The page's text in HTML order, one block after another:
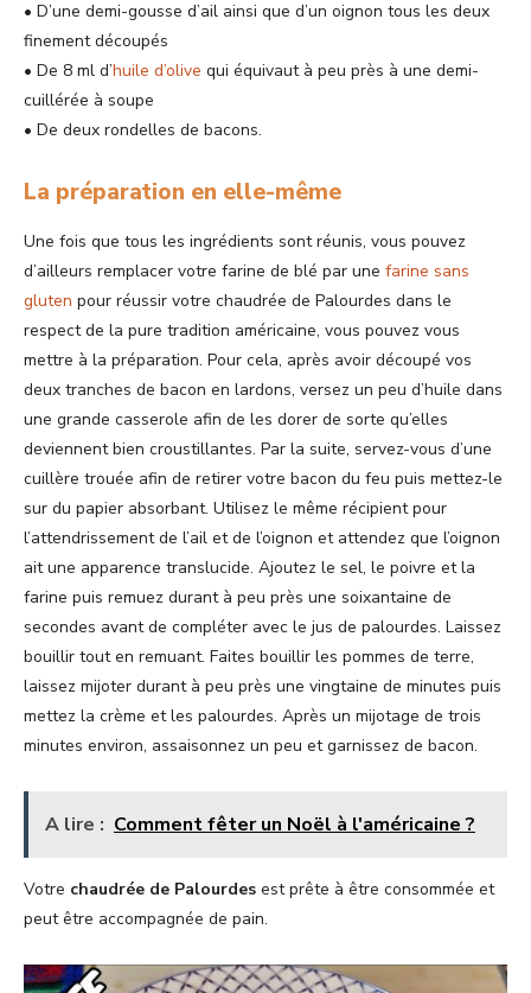
• D’une demi-gousse d’ail ainsi que d’un oignon tous les deux
finement découpés
• De 8 ml d’huile d’olive qui équivaut à peu près à une demi-
cuillérée à soupe
• De deux rondelles de bacons.
La préparation en elle-même
Une fois que tous les ingrédients sont réunis, vous pouvez
d’ailleurs remplacer votre farine de blé par une farine sans
gluten pour réussir votre chaudrée de Palourdes dans le
respect de la pure tradition américaine, vous pouvez vous
mettre à la préparation. Pour cela, après avoir découpé vos
deux tranches de bacon en lardons, versez un peu d’huile dans
une grande casserole afin de les dorer de sorte qu’elles
deviennent bien croustillantes. Par la suite, servez-vous d’une
cuillère trouée afin de retirer votre bacon du feu puis mettez-le
sur du papier absorbant. Utilisez le même récipient pour
l’attendrissement de l’ail et de l’oignon et attendez que l’oignon
ait une apparence translucide. Ajoutez le sel, le poivre et la
farine puis remuez durant à peu près une soixantaine de
secondes avant de compléter avec le jus de palourdes. Laissez
bouillir tout en remuant. Faites bouillir les pommes de terre,
laissez mijoter durant à peu près une vingtaine de minutes puis
mettez la crème et les palourdes. Après un mijotage de trois
minutes environ, assaisonnez un peu et garnissez de bacon.
A lire : Comment fêter un Noël à l'américaine ?
Votre chaudrée de Palourdes est prête à être consommée et
peut être accompagnée de pain.